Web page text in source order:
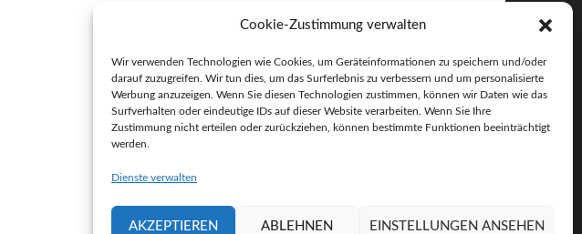
Cookie-Zustimmung verwalten
Wir verwenden Technologien wie Cookies, um Geräteinformationen zu speichern und/oder
darauf zuzugreifen. Wir tun dies, um das Surferlebnis zu verbessern und um personalisierte
Werbung anzuzeigen. Wenn Sie diesen Technologien zustimmen, können wir Daten wie das
Surfverhalten oder eindeutige IDs auf dieser Website verarbeiten. Wenn Sie Ihre
Zustimmung nicht erteilen oder zurückziehen, können bestimmte Funktionen beeinträchtigt
werden.
Dienste verwalten
AKZEPTIEREN ABLEHNEN EINSTELLUNGEN ANSEHEN